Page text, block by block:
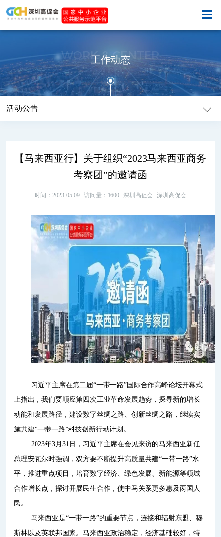
WORK & CENTER
工作动态
活动公告
【马来西亚行】关于组织“2023马来西亚商务
考察团”的邀请函
时间：2023-05-09 访问量：1600 深圳高促会 深圳高促会
习近平主席在第二届“一带一路”国际合作高峰论坛开幕式
上指出，我们要顺应第四次工业革命发展趋势，探寻新的增长
动能和发展路径，建设数字丝绸之路、创新丝绸之路，继续实
施共建“一带一路”科技创新行动计划。
2023年3月31日，习近平主席在会见来访的马来西亚新任
总理安瓦尔时强调，双方要不断提升高质量共建“一带一路”水
平，推进重点项目，培育数字经济、绿色发展、新能源等领域
合作增长点，探讨开展民生合作，使中马关系更多惠及两国人
民。
马来西亚是“一带一路”的重要节点，连接和辐射东盟、穆
斯林以及英联邦国家。马来西亚政治稳定，经济基础较好，特